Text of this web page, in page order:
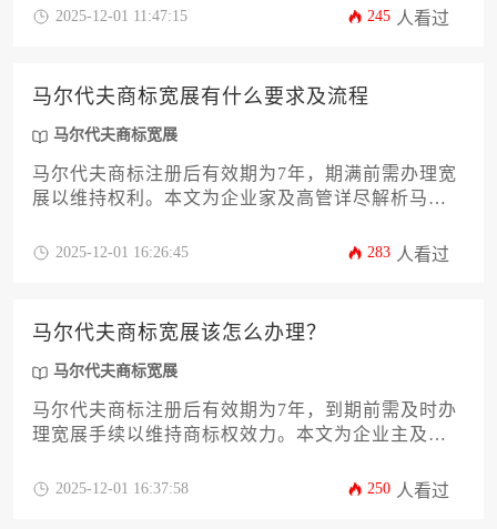
业高效完成商标权维护，避免权利失效。掌握马尔
2025-12-01 11:47:15 245 人看过
马尔代夫商标宽展有什么要求及流程
马尔代夫商标宽展
马尔代夫商标注册后有效期为7年，期满前需办理宽
展以维持权利。本文为企业家及高管详尽解析马尔
作流程及常见风险。掌握这些要点，能有效规避权
2025-12-01 16:26:45 283 人看过
马尔代夫商标宽展该怎么办理？
马尔代夫商标宽展
马尔代夫商标注册后有效期为7年，到期前需及时办
理宽展手续以维持商标权效力。本文为企业主及高
键时间节点、所需材料清单、官方费用构成、常见
2025-12-01 16:37:58 250 人看过